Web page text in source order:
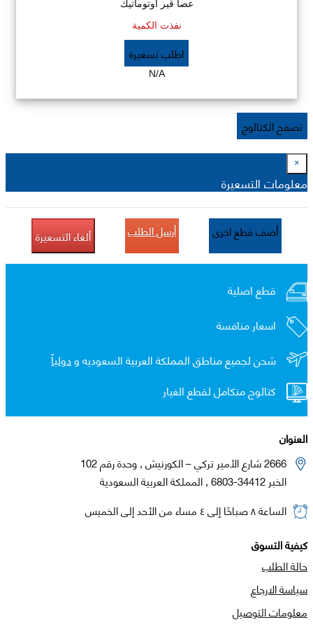
عصا قير اوتوماتيك
نفذت الكمية
اطلب تسعيرة
N/A
تصفح الكتالوج
×
معلومات التسعيرة
أضف قطع اخرى أرسل الطلب ألغاء التسعيرة
قطع اصلية
اسعار منافسة
شحن لجميع مناطق المملكة العربية السعوديه ودولياً
كتالوج متكامل لقطع الغيار
العنوان
2666 شارع الأمير تركي – الكورنيش , وحدة رقم 102
الخبر 34412-6803 , المملكة العربية السعودية
الساعة ٨ صباحًا إلى ٤ مساء من الأحد إلى الخميس
كيفية التسوق
حالة الطلب
سياسة الارجاع
معلومات التوصيل